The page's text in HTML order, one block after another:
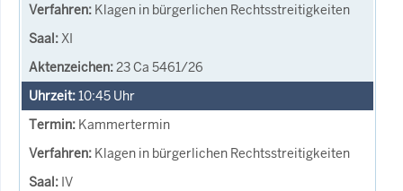
Klagen in bürgerlichen Rechtsstreitigkeiten
XI
23 Ca 5461/26
10:45 Uhr
Kammertermin
Klagen in bürgerlichen Rechtsstreitigkeiten
IV